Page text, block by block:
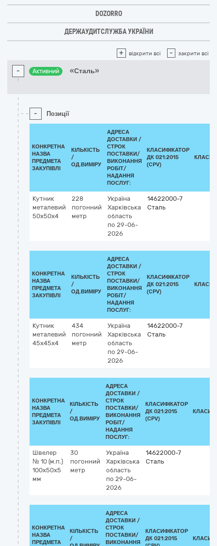
DOZORRO
ДЕРЖАУДИТСЛУЖБА УКРАЇНИ
+ відкрити всі - закрити всі
- Активний «Сталь»
- Позиції
КОНКРЕТНА
НАЗВА
ПРЕДМЕТА
ЗАКУПІВЛІ
КІЛЬКІСТЬ
/
ОД.ВИМІРУ
АДРЕСА
ДОСТАВКИ /
СТРОК
ПОСТАВКИ/
ВИКОНАННЯ
РОБІТ/
НАДАННЯ
ПОСЛУГ:
КЛАСИФІКАТОР
ДК 021:2015
(CPV)
Кутник
металевий
50х50х4
228
погонний
метр
Україна
Харківська
область
по 29-06-
2026
14622000-7
Сталь
КОНКРЕТНА
НАЗВА
ПРЕДМЕТА
ЗАКУПІВЛІ
КІЛЬКІСТЬ
/
ОД.ВИМІРУ
АДРЕСА
ДОСТАВКИ /
СТРОК
ПОСТАВКИ/
ВИКОНАННЯ
РОБІТ/
НАДАННЯ
ПОСЛУГ:
КЛАСИФІКАТОР
ДК 021:2015
(CPV)
Кутник
металевий
45х45х4
434
погонний
метр
Україна
Харківська
область
по 29-06-
2026
14622000-7
Сталь
КОНКРЕТНА
НАЗВА
ПРЕДМЕТА
ЗАКУПІВЛІ
КІЛЬКІСТЬ
/
ОД.ВИМІРУ
АДРЕСА
ДОСТАВКИ /
СТРОК
ПОСТАВКИ/
ВИКОНАННЯ
РОБІТ/
НАДАННЯ
ПОСЛУГ:
КЛАСИФІКАТОР
ДК 021:2015
(CPV)
Швелер
№ 10 (м.п.)
100х50х5
мм
30
погонний
метр
Україна
Харківська
область
по 29-06-
2026
14622000-7
Сталь
КОНКРЕТНА
НАЗВА
ПРЕДМЕТА
КІЛЬКІСТЬ
/
АДРЕСА
ДОСТАВКИ /
СТРОК
ПОСТАВКИ/
ВИКОНАННЯ
КЛАСИФІКАТОР
ДК 021:2015